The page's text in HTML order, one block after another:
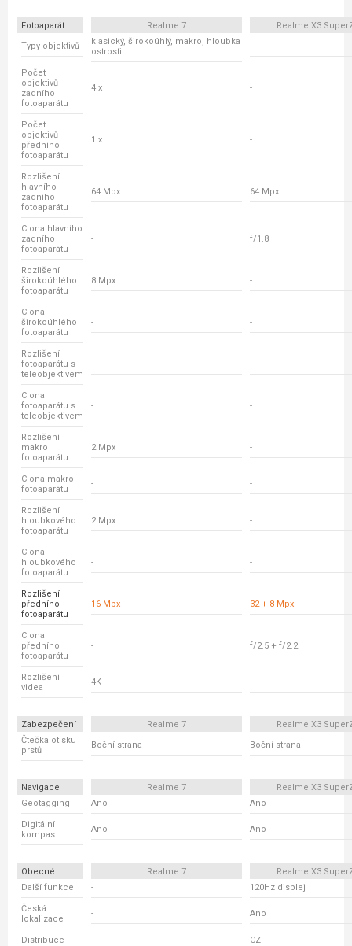
Fotoaparát Realme 7
Realme X3
Typy objektivů
klasický, širokoúhlý, makro, hloubka
ostrosti
-
Počet
objektivů
zadního
fotoaparátu
4 x -
Počet
objektivů
předního
fotoaparátu
1 x -
Rozlišení
hlavního
zadního
fotoaparátu
64 Mpx 64 Mpx
Clona hlavního
zadního
fotoaparátu
- f/1.8
Rozlišení
širokoúhlého
fotoaparátu
8 Mpx -
Clona
širokoúhlého
fotoaparátu
- -
Rozlišení
fotoaparátu s
teleobjektivem
- -
Clona
fotoaparátu s
teleobjektivem
- -
Rozlišení
makro
fotoaparátu
2 Mpx -
Clona makro
fotoaparátu
- -
Rozlišení
hloubkového
fotoaparátu
2 Mpx -
Clona
hloubkového
fotoaparátu
- -
Rozlišení
předního
fotoaparátu
16 Mpx 32 + 8 Mpx
Clona
předního
fotoaparátu
- f/2.5 + f/2.2
Rozlišení
videa
4K -
Zabezpečení Realme 7
Realme X3
Čtečka otisku
prstů
Boční strana Boční strana
Navigace Realme 7
Realme X3
Geotagging
Ano Ano
Digitální
kompas
Ano Ano
Obecné Realme 7
Realme X3
Další funkce
- 120Hz displej
Česká
lokalizace
- Ano
Distribuce - CZ